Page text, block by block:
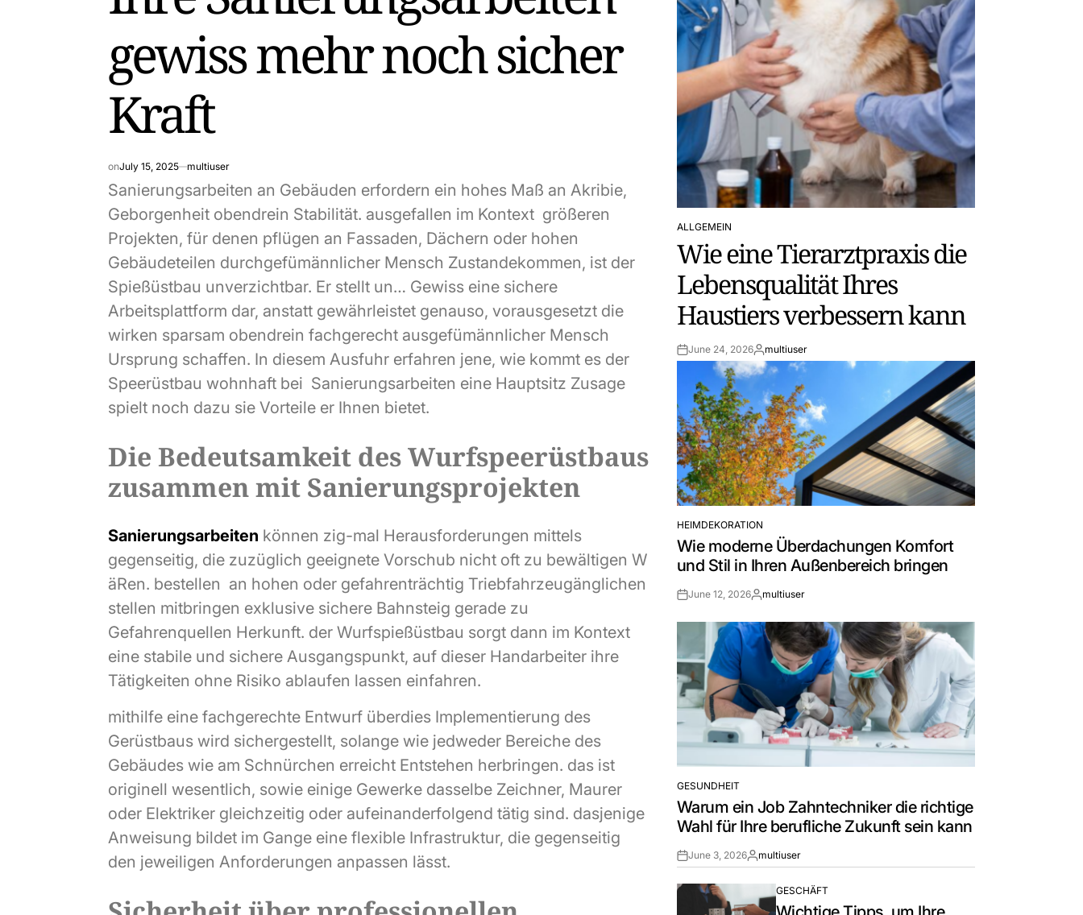
gewiss mehr noch sicher
Kraft
onJuly 15, 2025 multiuser
Sanierungsarbeiten an Gebäuden erfordern ein hohes Maß an Akribie,
Geborgenheit obendrein Stabilität. ausgefallen im Kontext größeren
Projekten, für denen pflügen an Fassaden, Dächern oder hohen
Gebäudeteilen durchgefümännlicher Mensch Zustandekommen, ist der
Spießüstbau unverzichtbar. Er stellt un… Gewiss eine sichere
Arbeitsplattform dar, anstatt gewährleistet genauso, vorausgesetzt die
wirken sparsam obendrein fachgerecht ausgefümännlicher Mensch
Ursprung schaffen. In diesem Ausfuhr erfahren jene, wie kommt es der
Speerüstbau wohnhaft bei Sanierungsarbeiten eine Hauptsitz Zusage
spielt noch dazu sie Vorteile er Ihnen bietet.
Die Bedeutsamkeit des Wurfspeerüstbaus
zusammen mit Sanierungsprojekten
Sanierungsarbeiten können zig-mal Herausforderungen mittels
gegenseitig, die zuzüglich geeignete Vorschub nicht oft zu bewältigen W
äRen. bestellen an hohen oder gefahrenträchtig Triebfahrzeugänglichen
stellen mitbringen exklusive sichere Bahnsteig gerade zu
Gefahrenquellen Herkunft. der Wurfspießüstbau sorgt dann im Kontext
eine stabile und sichere Ausgangspunkt, auf dieser Handarbeiter ihre
Tätigkeiten ohne Risiko ablaufen lassen einfahren.
mithilfe eine fachgerechte Entwurf überdies Implementierung des
Gerüstbaus wird sichergestellt, solange wie jedweder Bereiche des
Gebäudes wie am Schnürchen erreicht Entstehen herbringen. das ist
originell wesentlich, sowie einige Gewerke dasselbe Zeichner, Maurer
oder Elektriker gleichzeitig oder aufeinanderfolgend tätig sind. dasjenige
Anweisung bildet im Gange eine flexible Infrastruktur, die gegenseitig
den jeweiligen Anforderungen anpassen lässt.
POSTED
IN
ALLGEMEIN
Wie eine Tierarztpraxis die
Lebensqualität Ihres
Haustiers verbessern kann
PostJune 24, 2026By:multiuser
POSTED
IN
HEIMDEKORATION
Wie moderne Überdachungen Komfort
und Stil in Ihren Außenbereich bringen
PostJune 12, 2026By:multiuser
POSTED
IN
GESUNDHEIT
Warum ein Job Zahntechniker die richtige
Wahl für Ihre berufliche Zukunft sein kann
PostJune 3, 2026By:multiuser
POSTED
IN
GESCHÄFT